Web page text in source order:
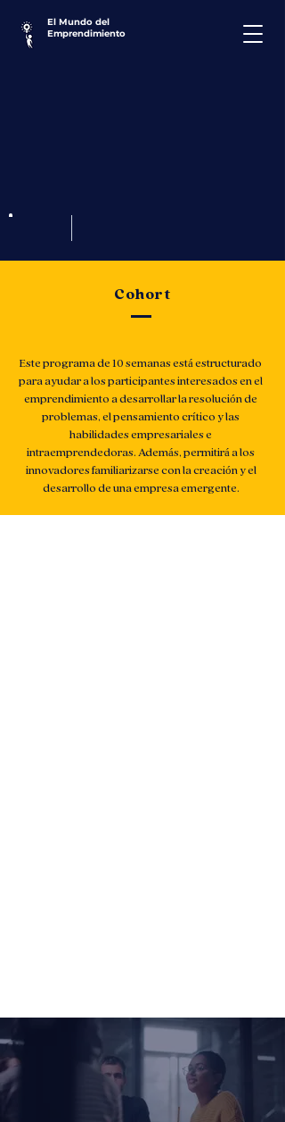
El Mundo del
Emprendimiento
Cohort
Este programa de 10 semanas está estructurado
para ayudar a los participantes interesados en el
emprendimiento a desarrollar la resolución de
problemas, el pensamiento crítico y las
habilidades empresariales e
intraemprendedoras. Además, permitirá a los
innovadores familiarizarse con la creación y el
desarrollo de una empresa emergente.